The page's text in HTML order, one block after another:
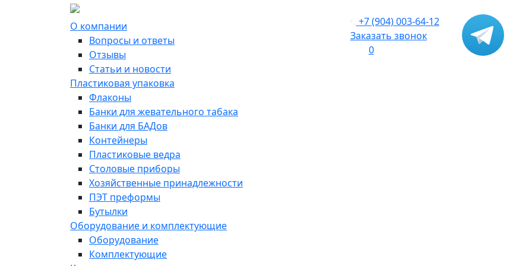
О компании
Вопросы и ответы
Отзывы
Статьи и новости
Пластиковая упаковка
Флаконы
Банки для жевательного табака
Банки для БАДов
Контейнеры
Пластиковые ведра
Столовые приборы
Хозяйственные принадлежности
ПЭТ преформы
Бутылки
Оборудование и комплектующие
Оборудование
Комплектующие
+7 (904) 003-64-12
Заказать звонок
0